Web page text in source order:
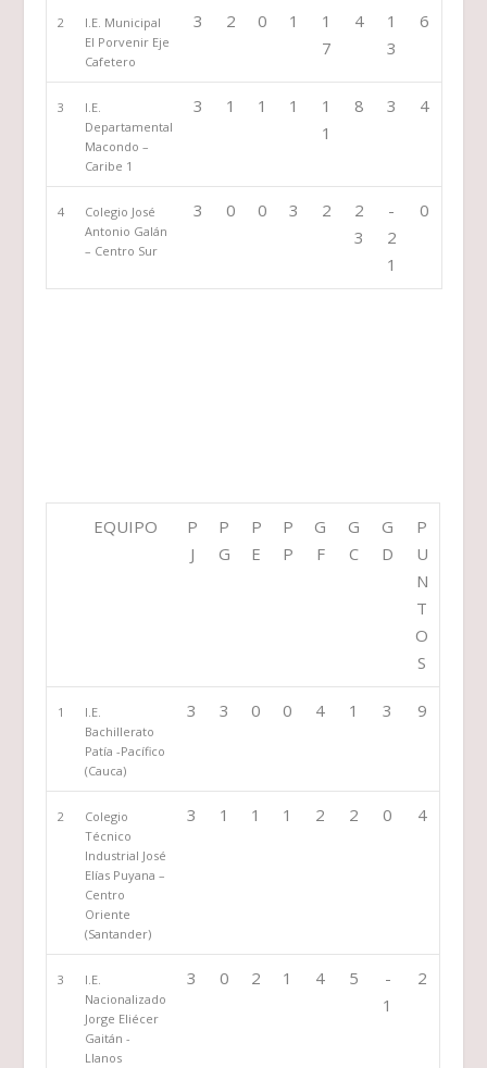
2
I.E. Municipal
El Porvenir Eje
Cafetero
3 2 0 1
1
7
4
1
3
6
3
I.E.
Departamental
Macondo –
Caribe 1
3 1 1 1
1
1
8 3 4
4
Colegio José
Antonio Galán
– Centro Sur
3 0 0 3 2
2
3
-
2
1
0
EQUIPO
P
J
P
G
P
E
P
P
G
F
G
C
G
D
P
U
N
T
O
S
1
I.E.
Bachillerato
Patía -Pacífico
(Cauca)
3 3 0 0 4 1 3 9
2
Colegio
Técnico
Industrial José
Elías Puyana –
Centro
Oriente
(Santander)
3 1 1 1 2 2 0 4
3
I.E.
Nacionalizado
Jorge Eliécer
Gaitán -
Llanos
3 0 2 1 4 5
-
1
2